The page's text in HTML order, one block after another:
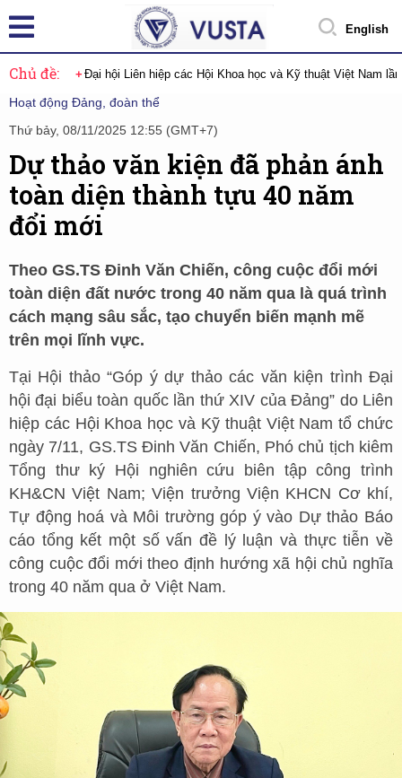
English
Chủ đề: Đại hội Liên hiệp các Hội Khoa học và Kỹ thuật Việt Nam
Hoạt động Đảng, đoàn thể
Thứ bảy, 08/11/2025 12:55 (GMT+7)
Dự thảo văn kiện đã phản ánh
toàn diện thành tựu 40 năm
đổi mới
Theo GS.TS Đinh Văn Chiến, công cuộc đổi mới
toàn diện đất nước trong 40 năm qua là quá trình
cách mạng sâu sắc, tạo chuyển biến mạnh mẽ
trên mọi lĩnh vực.
Tại Hội thảo “Góp ý dự thảo các văn kiện trình Đại
hội đại biểu toàn quốc lần thứ XIV của Đảng” do Liên
hiệp các Hội Khoa học và Kỹ thuật Việt Nam tổ chức
ngày 7/11, GS.TS Đinh Văn Chiến, Phó chủ tịch kiêm
Tổng thư ký Hội nghiên cứu biên tập công trình
KH&CN Việt Nam; Viện trưởng Viện KHCN Cơ khí,
Tự động hoá và Môi trường góp ý vào Dự thảo Báo
cáo tổng kết một số vấn đề lý luận và thực tiễn về
công cuộc đổi mới theo định hướng xã hội chủ nghĩa
trong 40 năm qua ở Việt Nam.